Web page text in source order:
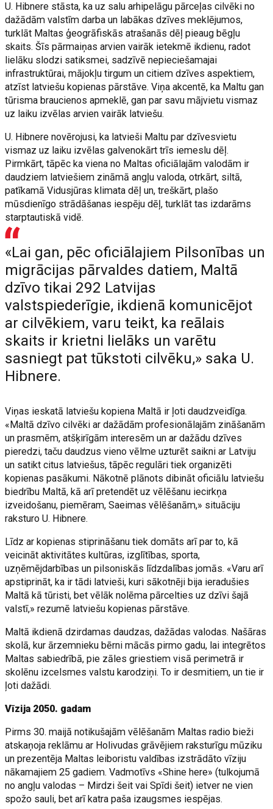
U. Hibnere stāsta, ka uz salu arhipelāgu pārceļas cilvēki no
dažādām valstīm darba un labākas dzīves meklējumos,
turklāt Maltas ģeogrāfiskās atrašanās dēļ pieaug bēgļu
skaits. Šīs pārmaiņas arvien vairāk ietekmē ikdienu, radot
lielāku slodzi satiksmei, sadzīvē nepieciešamajai
infrastruktūrai, mājokļu tirgum un citiem dzīves aspektiem,
atzīst latviešu kopienas pārstāve. Viņa akcentē, ka Maltu gan
tūrisma braucienos apmeklē, gan par savu mājvietu vismaz
uz laiku izvēlas arvien vairāk latviešu.
U. Hibnere novērojusi, ka latvieši Maltu par dzīvesvietu
vismaz uz laiku izvēlas galvenokārt trīs iemeslu dēļ.
Pirmkārt, tāpēc ka viena no Maltas oficiālajām valodām ir
daudziem latviešiem zināmā angļu valoda, otrkārt, siltā,
patīkamā Vidusjūras klimata dēļ un, treškārt, plašo
mūsdienīgo strādāšanas iespēju dēļ, turklāt tas izdarāms
starptautiskā vidē.
«Lai gan, pēc oficiālajiem Pilsonības un
migrācijas pārvaldes datiem, Maltā
dzīvo tikai 292 Latvijas
valstspiederīgie, ikdienā komunicējot
ar cilvēkiem, varu teikt, ka reālais
skaits ir krietni lielāks un varētu
sasniegt pat tūkstoti cilvēku,» saka U.
Hibnere.
Viņas ieskatā latviešu kopiena Maltā ir ļoti daudzveidīga.
«Maltā dzīvo cilvēki ar dažādām profesionālajām zināšanām
un prasmēm, atšķirīgām interesēm un ar dažādu dzīves
pieredzi, taču daudzus vieno vēlme uzturēt saikni ar Latviju
un satikt citus latviešus, tāpēc regulāri tiek organizēti
kopienas pasākumi. Nākotnē plānots dibināt oficiālu latviešu
biedrību Maltā, kā arī pretendēt uz vēlēšanu iecirkņa
izveidošanu, piemēram, Saeimas vēlēšanām,» situāciju
raksturo U. Hibnere.
Līdz ar kopienas stiprināšanu tiek domāts arī par to, kā
veicināt aktivitātes kultūras, izglītības, sporta,
uzņēmējdarbības un pilsoniskās līdzdalības jomās. «Varu arī
apstiprināt, ka ir tādi latvieši, kuri sākotnēji bija ieradušies
Maltā kā tūristi, bet vēlāk nolēma pārcelties uz dzīvi šajā
valstī,» rezumē latviešu kopienas pārstāve.
Maltā ikdienā dzirdamas daudzas, dažādas valodas. Našāras
skolā, kur ārzemnieku bērni mācās pirmo gadu, lai integrētos
Maltas sabiedrībā, pie zāles griestiem visā perimetrā ir
skolēnu izcelsmes valstu karodziņi. To ir desmitiem, un tie ir
ļoti dažādi.
Vīzija 2050. gadam
Pirms 30. maijā notikušajām vēlēšanām Maltas radio bieži
atskaņoja reklāmu ar Holivudas grāvējiem raksturīgu mūziku
un prezentēja Maltas leiboristu valdības izstrādāto vīziju
nākamajiem 25 gadiem. Vadmotīvs «Shine here» (tulkojumā
no angļu valodas – Mirdzi šeit vai Spīdi šeit) ietver ne vien
spožo sauli, bet arī katra paša izaugsmes iespējas.